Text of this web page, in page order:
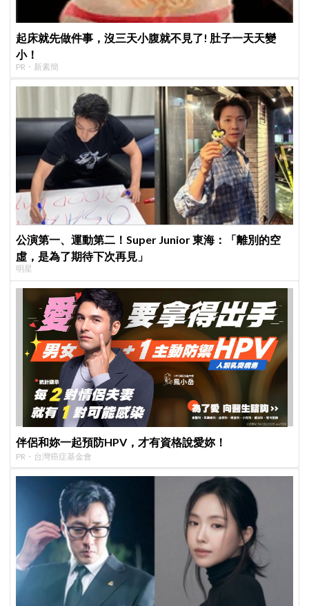
起床就先做件事，沒三天小腹就不見了! 肚子一天天變
小！
PR・新素簡
公演第一、運動第二！Super Junior 東海：「離別的空
虛，是為了期待下次再見」
明星
伴侶和妳一起預防HPV，才有資格說愛妳！
PR・台灣癌症基金會